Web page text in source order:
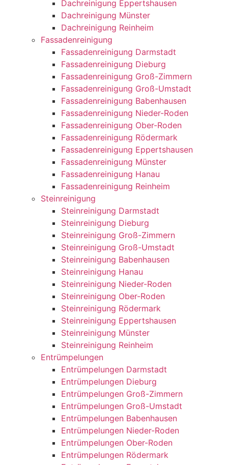
Dachreinigung Eppertshausen
Dachreinigung Münster
Dachreinigung Reinheim
Fassadenreinigung
Fassadenreinigung Darmstadt
Fassadenreinigung Dieburg
Fassadenreinigung Groß-Zimmern
Fassadenreinigung Groß-Umstadt
Fassadenreinigung Babenhausen
Fassadenreinigung Nieder-Roden
Fassadenreinigung Ober-Roden
Fassadenreinigung Rödermark
Fassadenreinigung Eppertshausen
Fassadenreinigung Münster
Fassadenreinigung Hanau
Fassadenreinigung Reinheim
Steinreinigung
Steinreinigung Darmstadt
Steinreinigung Dieburg
Steinreinigung Groß-Zimmern
Steinreinigung Groß-Umstadt
Steinreinigung Babenhausen
Steinreinigung Hanau
Steinreinigung Nieder-Roden
Steinreinigung Ober-Roden
Steinreinigung Rödermark
Steinreinigung Eppertshausen
Steinreinigung Münster
Steinreinigung Reinheim
Entrümpelungen
Entrümpelungen Darmstadt
Entrümpelungen Dieburg
Entrümpelungen Groß-Zimmern
Entrümpelungen Groß-Umstadt
Entrümpelungen Babenhausen
Entrümpelungen Nieder-Roden
Entrümpelungen Ober-Roden
Entrümpelungen Rödermark